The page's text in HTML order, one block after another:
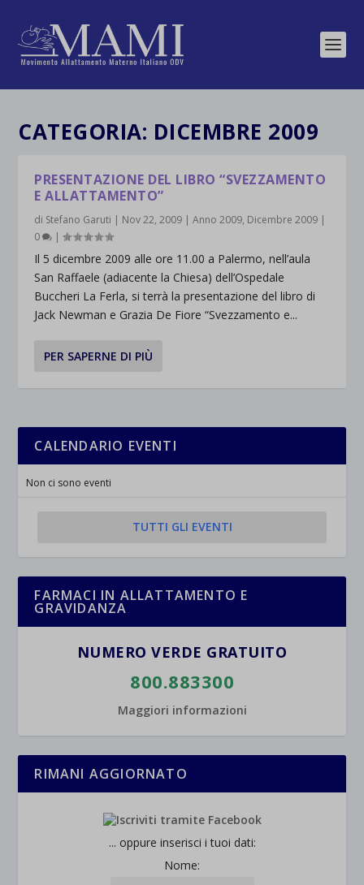
CATEGORIA: DICEMBRE 2009
PRESENTAZIONE DEL LIBRO “SVEZZAMENTO
E ALLATTAMENTO”
di Stefano Garuti | Nov 22, 2009 |Anno 2009, Dicembre 2009 |
0
|
Il 5 dicembre 2009 alle ore 11.00 a Palermo, nell’aula
San Raffaele (adiacente la Chiesa) dell’Ospedale
Buccheri La Ferla, si terrà la presentazione del libro di
Jack Newman e Grazia De Fiore “Svezzamento e...
PER SAPERNE DI PIÙ
CALENDARIO EVENTI
Non ci sono eventi
TUTTI GLI EVENTI
FARMACI IN ALLATTAMENTO E
GRAVIDANZA
NUMERO VERDE GRATUITO
800.883300
Maggiori informazioni
RIMANI AGGIORNATO
... oppure inserisci i tuoi dati:
Nome: